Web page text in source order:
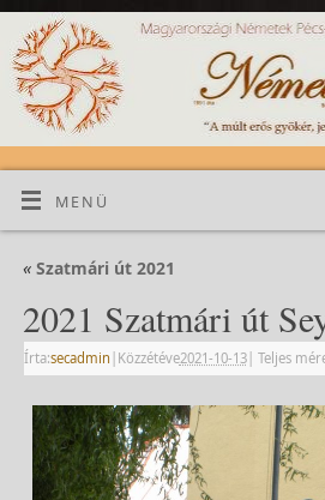
MENÜ
«Szatmári út 2021
2021 Szatmári út
Írta:secadmin | Közzétéve2021-10-13| Teljes